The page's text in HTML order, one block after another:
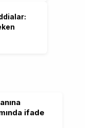
ifade